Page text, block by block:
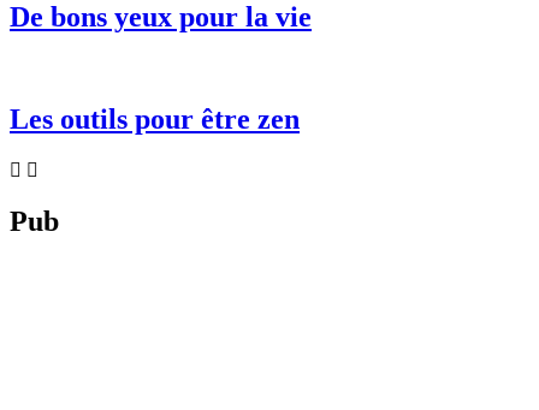
De bons yeux pour la vie
Les outils pour être zen
Pub